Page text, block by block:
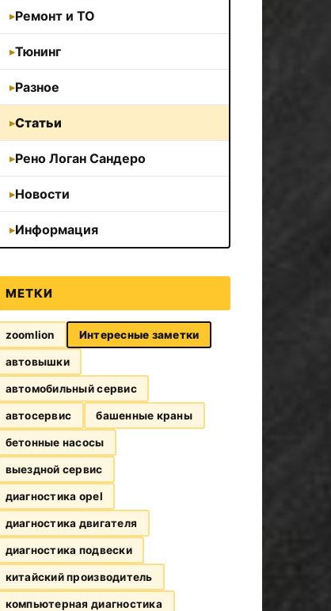
Ремонт и ТО
Тюнинг
Разное
Статьи
Рено Логан Сандеро
Новости
Информация
МЕТКИ
zoomlion Интересные заметки
автовышки
автомобильный сервис
автосервис башенные краны
бетонные насосы
выездной сервис
диагностика opel
диагностика двигателя
диагностика подвески
китайский производитель
компьютерная диагностика